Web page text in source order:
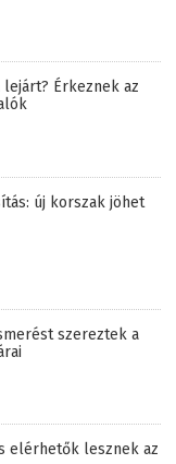
Érkeznek az
új korszak jöhet
szereztek a
elérhetők lesznek az